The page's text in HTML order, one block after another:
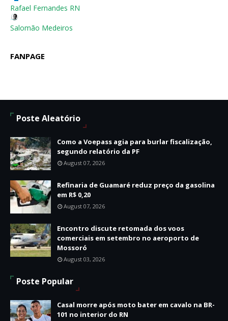
Rafael Fernandes RN
Salomão Medeiros
FANPAGE
Poste Aleatório
Como a Voepass agia para burlar fiscalização,
segundo relatório da PF
August 07, 2026
Refinaria de Guamaré reduz preço da gasolina
em R$ 0,20
August 07, 2026
Encontro discute retomada dos voos
comerciais em setembro no aeroporto de
Mossoró
August 03, 2026
Poste Popular
Casal morre após moto bater em cavalo na BR-
101 no interior do RN